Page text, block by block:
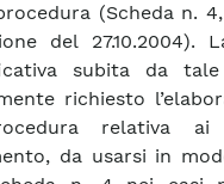
(Scheda n.
del 27.10.2004).
subita da
richiesto
relativa
da usarsi in